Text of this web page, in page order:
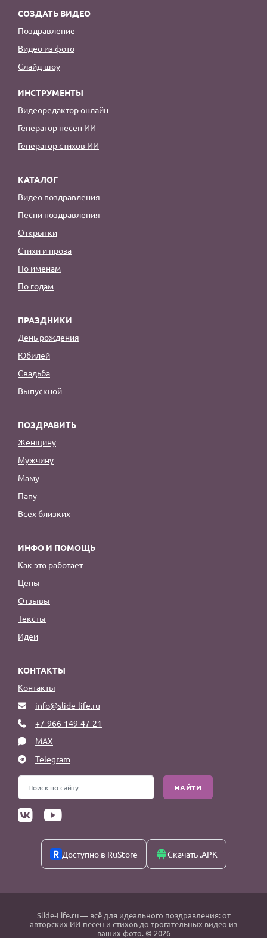
СОЗДАТЬ ВИДЕО
Поздравление
Видео из фото
Слайд-шоу
ИНСТРУМЕНТЫ
Видеоредактор онлайн
Генератор песен ИИ
Генератор стихов ИИ
КАТАЛОГ
Видео поздравления
Песни поздравления
Открытки
Стихи и проза
По именам
По годам
ПРАЗДНИКИ
День рождения
Юбилей
Свадьба
Выпускной
ПОЗДРАВИТЬ
Женщину
Мужчину
Маму
Папу
Всех близких
ИНФО И ПОМОЩЬ
Как это работает
Цены
Отзывы
Тексты
Идеи
КОНТАКТЫ
Контакты
info@slide-life.ru
+7-966-149-47-21
MAX
Telegram
НАЙТИ
Доступно в RuStore Скачать .APK
Slide-Life.ru— всё для идеального поздравления: от
авторских ИИ-песен и стихов до трогательных видео из
ваших фото. © 2026